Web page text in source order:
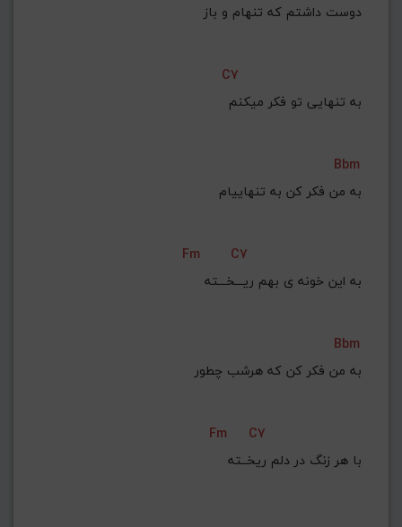
دوست داشتم که تنهام و باز
C7
به تنهایی تو فکر میکنم
Bbm
Fm
C7
به این خونه ی بهم ریـــخـــته
Bbm
به من فکر کن که هرشب چطور
Fm
C7
با هر زنگ در دلم ریخــته